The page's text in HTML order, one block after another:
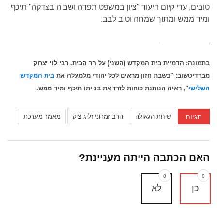
טובים, עדי קיום היעוד "ציון במשפט תפדה ושביה בצדקה" תיכף
ומיד ממש ומתוך שמחה וטוב לבב.
בתמונה: הדמיית בית המקדש (השני) על הר הבית. רבי לוי יצחק
מברדיטשוב: "בשבת חזון מראים לכל יהודי מלמעלה את בית המקדש
השלישי", ראיה הנותנת כוחות לזרז את בנייתו תיכף ומיד ממש.
תגיות שיחת הגאולה הרב זמרוני זליג ציק מאמר מערכת
האם הכתבה הייתה מעניינת?
כן
0
לא
0